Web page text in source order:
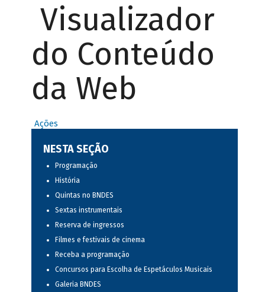
Visualizador
do Conteúdo
da Web
Ações
NESTA SEÇÃO
Programação
História
Quintas no BNDES
Sextas instrumentais
Reserva de ingressos
Filmes e festivais de cinema
Receba a programação
Concursos para Escolha de Espetáculos Musicais
Galeria BNDES